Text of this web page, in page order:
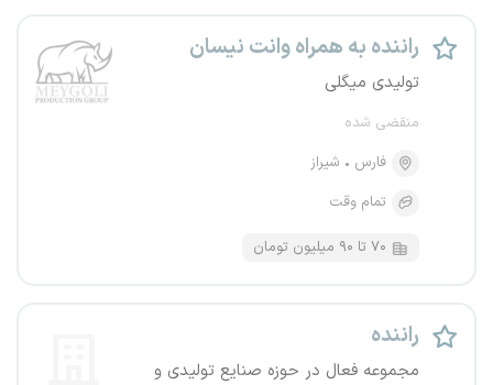
راننده به همراه وانت نیسان
تولیدی میگلی
منقضی شده
فارس
شیراز
تمام وقت
۷۰ تا ۹۰ میلیون تومان
راننده
مجموعه فعال در حوزه صنایع تولیدی و